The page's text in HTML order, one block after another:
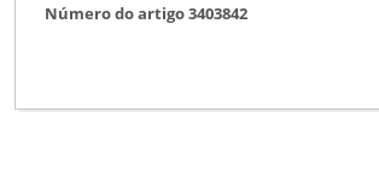
Número do artigo 3403842